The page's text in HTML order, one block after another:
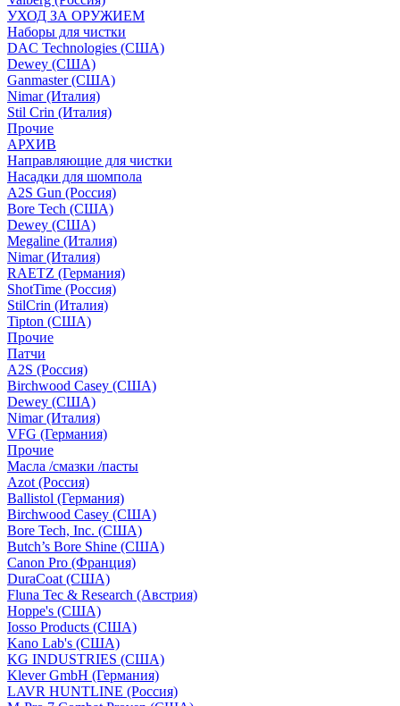
УХОД ЗА ОРУЖИЕМ
Наборы для чистки
DAC Technologies (США)
Dewey (США)
Ganmaster (США)
Nimar (Италия)
Stil Crin (Италия)
Прочие
АРХИВ
Направляющие для чистки
Насадки для шомпола
A2S Gun (Россия)
Bore Tech (США)
Dewey (США)
Megaline (Италия)
Nimar (Италия)
RAETZ (Германия)
ShotTime (Россия)
StilCrin (Италия)
Tipton (США)
Прочие
Патчи
A2S (Россия)
Birchwood Casey (США)
Dewey (США)
Nimar (Италия)
VFG (Германия)
Прочие
Масла /смазки /пасты
Azot (Россия)
Ballistol (Германия)
Birchwood Casey (США)
Bore Tech, Inc. (США)
Butch’s Bore Shine (СШA)
Canon Pro (Франция)
DuraCoat (США)
Fluna Tec & Research (Австрия)
Hoppe's (США)
Iosso Products (США)
Kano Lab's (США)
KG INDUSTRIES (США)
Klever GmbH (Германия)
LAVR HUNTLINE (Россия)